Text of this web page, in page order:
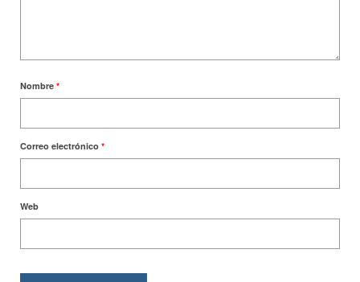
Nombre *
Correo electrónico *
Web